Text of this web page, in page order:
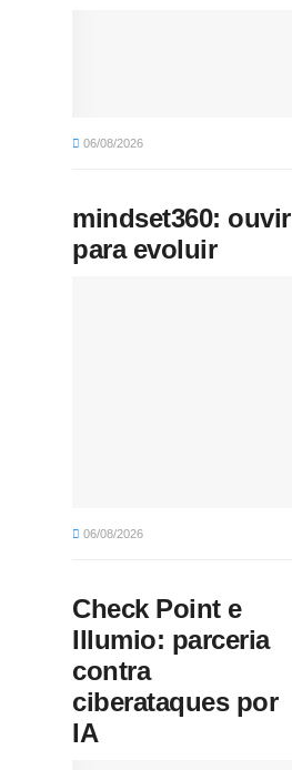
06/08/2026
mindset360: ouvir
para evoluir
06/08/2026
Check Point e
Illumio: parceria
contra
ciberataques por
IA